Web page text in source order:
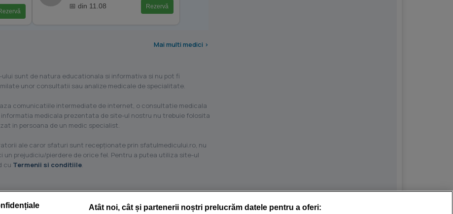
📅 din 11.08
Rezervă
Mai multi medici >
sunt de natura educationala si informativa si nu pot fi
unor consultatii sau analize medicale de specialitate.
comunicatiile intermediate de internet, o consultatie medicala
medicala prezentata de site-ul nostru nu trebuie folosita
in persoana de un medic specialist.
ale caror sfaturi sunt recepţionate prin sfatulmedicului.ro, nu
prejudiciu/pierdere de orice fel. Pentru a putea utiliza site-ul
cu Termenii si conditiile.
Atât noi, cât și partenerii noștri prelucrăm datele pentru a oferi: